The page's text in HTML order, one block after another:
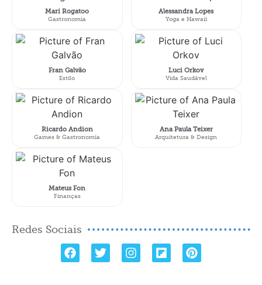
Mari Rogatoo
Gastronomia
Fran Galvão
Estilo
Ricardo Andion
Games & Gastronomia
Mateus Fon
Finanças
Alessandra Lopes
Yoga e Hawaii
Luci Orkov
Vida Saudável
Ana Paula Teixer
Arquitetura & Design
Redes Sociais